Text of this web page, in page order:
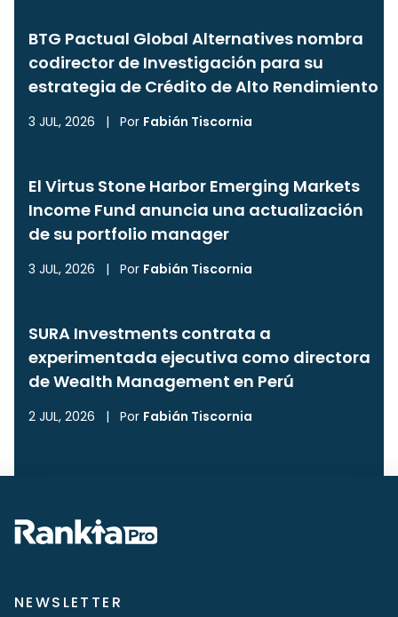
BTG Pactual Global Alternatives nombra
codirector de Investigación para su
estrategia de Crédito de Alto Rendimiento
3 JUL, 2026 | Por Fabián Tiscornia
El Virtus Stone Harbor Emerging Markets
Income Fund anuncia una actualización
de su portfolio manager
3 JUL, 2026 | Por Fabián Tiscornia
SURA Investments contrata a
experimentada ejecutiva como directora
de Wealth Management en Perú
2 JUL, 2026 | Por Fabián Tiscornia
NEWSLETTER